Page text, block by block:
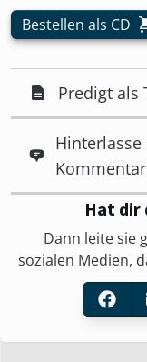
Bestellen als CD
Predigt als
Hat dir
Dann leite sie
sozialen Medien,